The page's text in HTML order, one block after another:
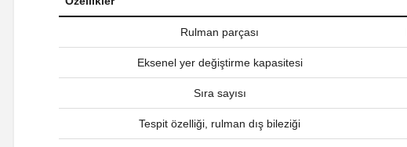
Rulman parçası
Eksenel yer değiştirme kapasitesi
Sıra sayısı
Tespit özelliği, rulman dış bileziği